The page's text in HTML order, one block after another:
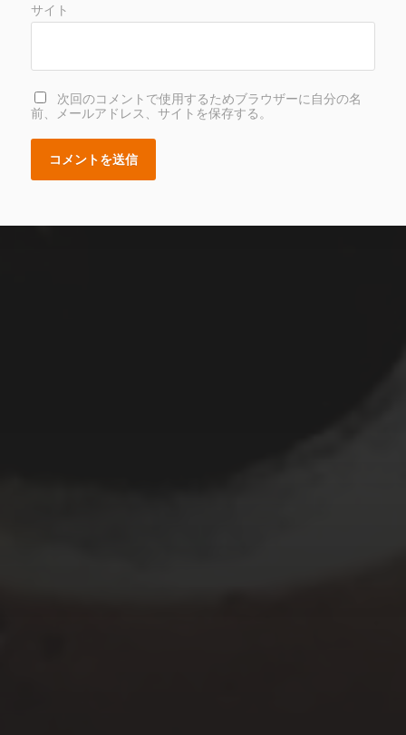
サイト
次回のコメントで使用するためブラウザーに自分の名
前、メールアドレス、サイトを保存する。